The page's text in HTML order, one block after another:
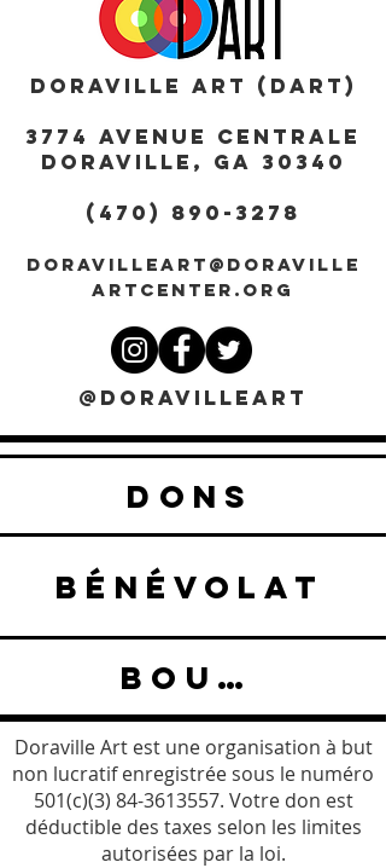
DORAVILLE ART (DART)
3774 AVENUE CENTRALE
DORAVILLE, GA 30340
(470) 890-3278
DORAVILLEART@DORAVILLE
ARTCENTER.ORG
@DORAVILLEART
DONS
BÉNÉVOLAT
BOUTIQUE
Doraville Art est une organisation à but
non lucratif enregistrée sous le numéro
501(c)(3) 84-3613557. Votre don est
déductible des taxes selon les limites
autorisées par la loi.